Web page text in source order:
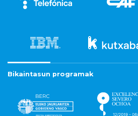
Bikaintasun programak